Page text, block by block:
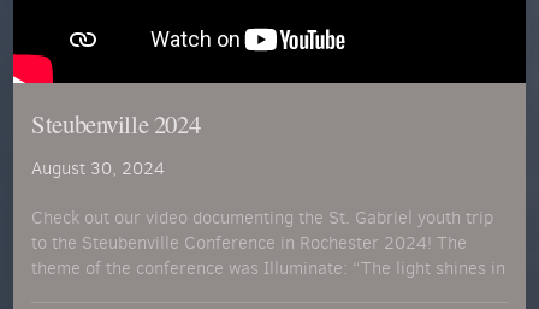
Steubenville 2024
August 30, 2024
Check out our video documenting the St. Gabriel youth trip
to the Steubenville Conference in Rochester 2024! The
theme of the conference was Illuminate: “The light shines in